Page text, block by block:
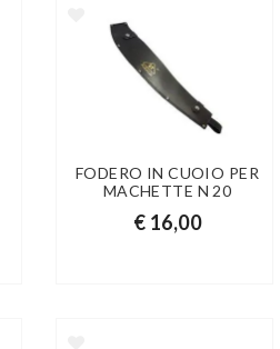
FODERO IN CUOIO PER
MACHETTE N 20
€ 16,00